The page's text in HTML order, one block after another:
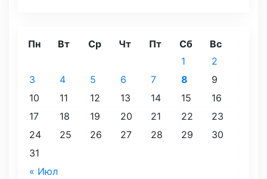
Пн Вт Ср Чт Пт Сб Вс
« Июл
1
2
3
4 5 6 7 8
9
10
11 12 13 14 15
16
17
18 19 20 21 22
23
24
25 26 27 28 29
30
31